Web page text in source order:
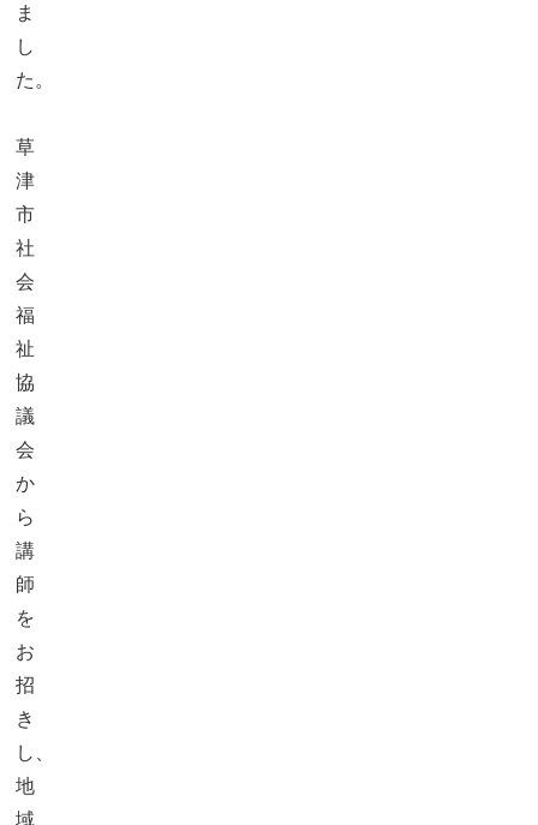
ま
し
た。
草
津
市
社
会
福
祉
協
議
会
か
ら
講
師
を
お
招
き
し、
地
域